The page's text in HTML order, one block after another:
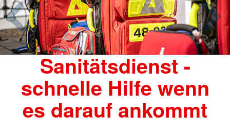
Sanitätsdienst -
schnelle Hilfe wenn
es darauf ankommt